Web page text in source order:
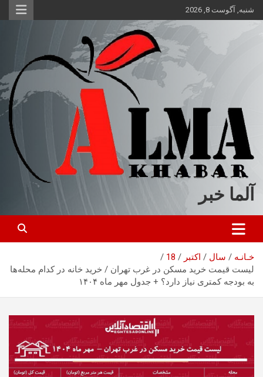
محتوا
شنبه, آگوست 8, 2026
آلما خبر
خـانـه سال اکتبر
18
لیست قیمت خرید مسکن در غرب تهران / خرید خانه در کدام محله‌ها
به بودجه کمتری نیاز دارد؟ + جدول مهر ماه ۱۴۰۴